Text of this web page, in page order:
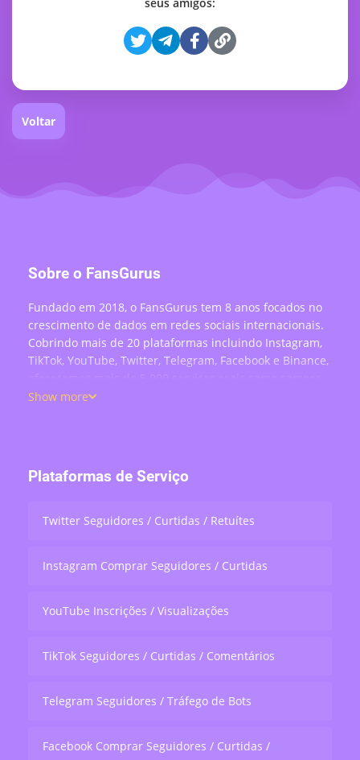
seus amigos:
Voltar
Sobre o FansGurus
Fundado em 2018, o FansGurus tem 8 anos focados no
crescimento de dados em redes sociais internacionais.
Cobrindo mais de 20 plataformas incluindo Instagram,
TikTok, YouTube, Twitter, Telegram, Facebook e Binance,
de seguidores, curtidas, comentários, visualizações,
Show more
Plataformas de Serviço
Twitter Seguidores / Curtidas / Retuítes
Instagram Comprar Seguidores / Curtidas
YouTube Inscrições / Visualizações
TikTok Seguidores / Curtidas / Comentários
Telegram Seguidores / Tráfego de Bots
Facebook Comprar Seguidores / Curtidas /